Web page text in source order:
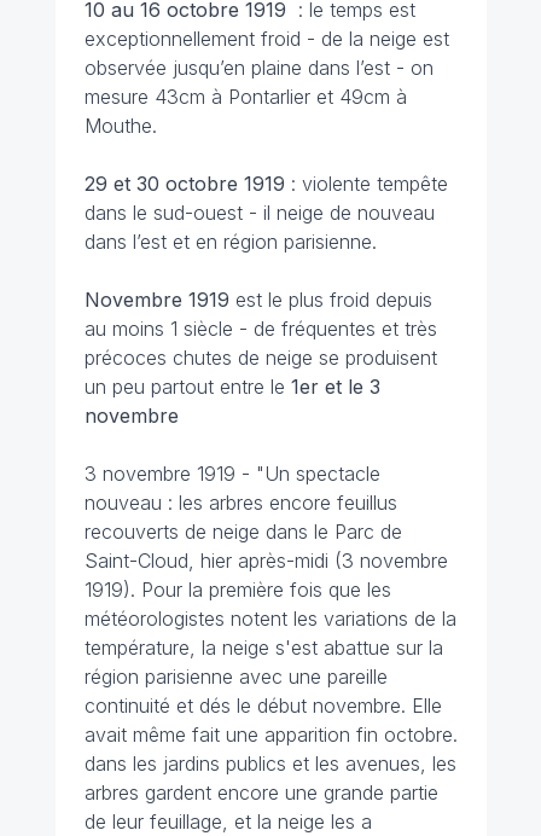
10 au 16 octobre 1919 : le temps est
exceptionnellement froid - de la neige est
observée jusqu’en plaine dans l’est - on
mesure 43cm à Pontarlier et 49cm à
Mouthe.
29 et 30 octobre 1919 : violente tempête
dans le sud-ouest - il neige de nouveau
dans l’est et en région parisienne.
Novembre 1919 est le plus froid depuis
au moins 1 siècle - de fréquentes et très
précoces chutes de neige se produisent
un peu partout entre le 1er et le 3
novembre
3 novembre 1919 - "Un spectacle
nouveau : les arbres encore feuillus
recouverts de neige dans le Parc de
Saint-Cloud, hier après-midi (3 novembre
1919). Pour la première fois que les
météorologistes notent les variations de la
température, la neige s'est abattue sur la
région parisienne avec une pareille
continuité et dés le début novembre. Elle
avait même fait une apparition fin octobre.
dans les jardins publics et les avenues, les
arbres gardent encore une grande partie
de leur feuillage, et la neige les a